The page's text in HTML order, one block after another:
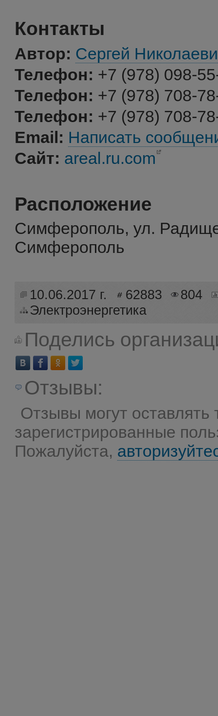
Контакты
Автор: Сергей
Телефон: +7 (978) 098-
Телефон: +7 (978) 708-
Телефон: +7 (978) 708-
Email: Написать
Сайт: areal.ru.com
Расположение
Симферополь, ул.
Симферополь
10.06.2017 г. 62883
804
Электроэнергетика
Поделись
Отзывы:
Отзывы могут оставлять
зарегистрированные
Пожалуйста,